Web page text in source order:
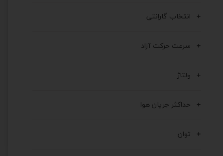
انتخاب گارانتی
سرعت حرکت آزاد
ولتاژ
حداکثر جریان هوا
توان